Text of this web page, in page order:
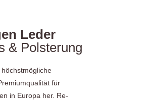
Leder
& Polsterung
für
in Europa her. Re-